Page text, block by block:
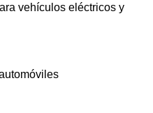
vehículos eléctricos y